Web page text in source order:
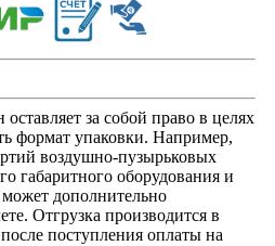
за собой право в целях
формат упаковки. Например,
воздушно-пузырьковых
габаритного оборудования и
дополнительно
Отгрузка производится в
поступления оплаты на